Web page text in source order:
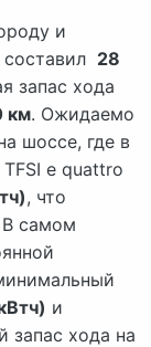
и
28
запас хода
км. Ожидаемо
шоссе, где в
e quattro
, что
В самом
и
запас хода на